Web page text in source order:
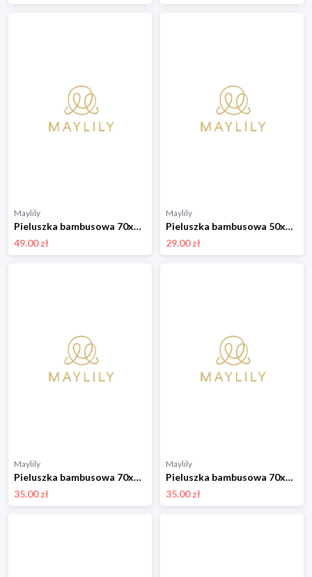
Maylily
Pieluszka bambusowa 70x70 - Rajskie ptaszki
49.00 zł
Maylily
Pieluszka bambusowa 50x50 - Kamyczki róż - OUTLET
29.00 zł
Maylily
Pieluszka bambusowa 70x70 - Kamyczki róż - OUTLET
35.00 zł
Maylily
Pieluszka bambusowa 70x70 - Żaglove - OUTLET
35.00 zł